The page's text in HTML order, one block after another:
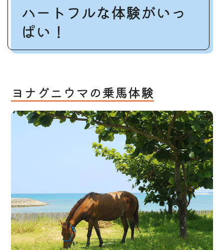
ハートフルな体験がいっ
ぱい！
ヨナグニウマの乗馬体験